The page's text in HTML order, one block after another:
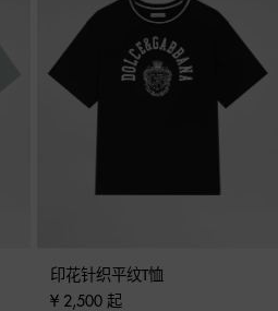
印花针织平纹T恤
¥ 2,500 起